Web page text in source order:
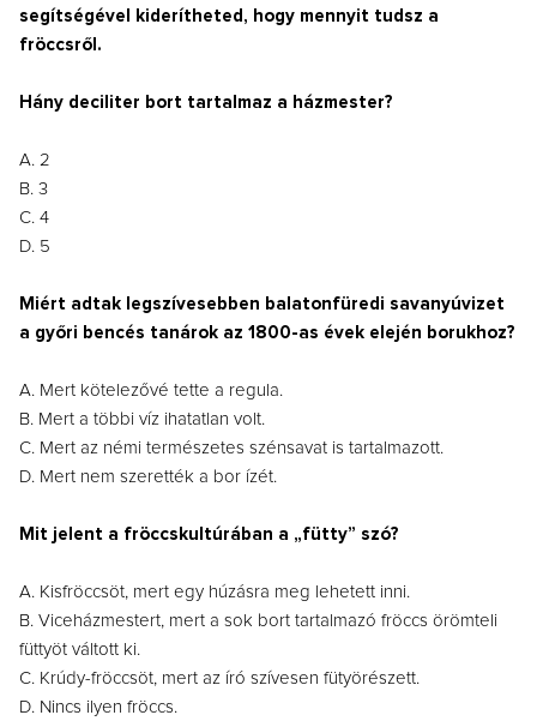
segítségével kiderítheted, hogy mennyit tudsz a
fröccsről.
Hány deciliter bort tartalmaz a házmester?
A. 2
B. 3
C. 4
D. 5
Miért adtak legszívesebben balatonfüredi savanyúvizet
a győri bencés tanárok az 1800-as évek elején borukhoz?
A. Mert kötelezővé tette a regula.
B. Mert a többi víz ihatatlan volt.
C. Mert az némi természetes szénsavat is tartalmazott.
D. Mert nem szerették a bor ízét.
Mit jelent a fröccskultúrában a „fütty” szó?
A. Kisfröccsöt, mert egy húzásra meg lehetett inni.
B. Viceházmestert, mert a sok bort tartalmazó fröccs örömteli
füttyöt váltott ki.
C. Krúdy-fröccsöt, mert az író szívesen fütyörészett.
D. Nincs ilyen fröccs.